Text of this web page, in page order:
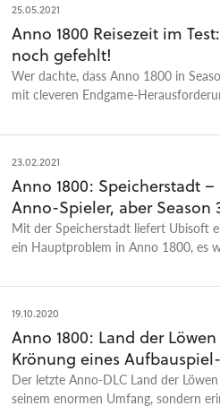
25.05.2021
Anno 1800 Reisezeit im
noch gefehlt!
Wer dachte, dass Anno 1800 in
mit cleveren Endgame-
23.02.2021
Anno 1800: Speicherstadt
Anno-Spieler, aber Season
Mit der Speicherstadt liefert Ubisoft
ein Hauptproblem in Anno 1800, es
19.10.2020
Anno 1800: Land der
Krönung eines
Der letzte Anno-DLC Land der
seinem enormen Umfang, sondern